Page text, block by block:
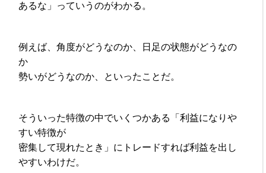
あるな」っていうのがわかる。
例えば、角度がどうなのか、日足の状態がどうなの
か
勢いがどうなのか、といったことだ。
そういった特徴の中でいくつかある「利益になりや
すい特徴が
密集して現れたとき」にトレードすれば利益を出し
やすいわけだ。